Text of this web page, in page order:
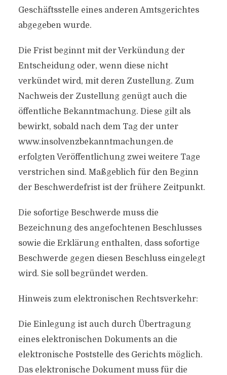
Geschäftsstelle eines anderen Amtsgerichtes
abgegeben wurde.
Die Frist beginnt mit der Verkündung der
Entscheidung oder, wenn diese nicht
verkündet wird, mit deren Zustellung. Zum
Nachweis der Zustellung genügt auch die
öffentliche Bekanntmachung. Diese gilt als
bewirkt, sobald nach dem Tag der unter
www.insolvenzbekanntmachungen.de
erfolgten Veröffentlichung zwei weitere Tage
verstrichen sind. Maßgeblich für den Beginn
der Beschwerdefrist ist der frühere Zeitpunkt.
Die sofortige Beschwerde muss die
Bezeichnung des angefochtenen Beschlusses
sowie die Erklärung enthalten, dass sofortige
Beschwerde gegen diesen Beschluss eingelegt
wird. Sie soll begründet werden.
Hinweis zum elektronischen Rechtsverkehr:
Die Einlegung ist auch durch Übertragung
eines elektronischen Dokuments an die
elektronische Poststelle des Gerichts möglich.
Das elektronische Dokument muss für die